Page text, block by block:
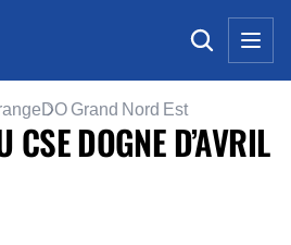
DO Grand Nord Est
CSE DOGNE D’AVRIL